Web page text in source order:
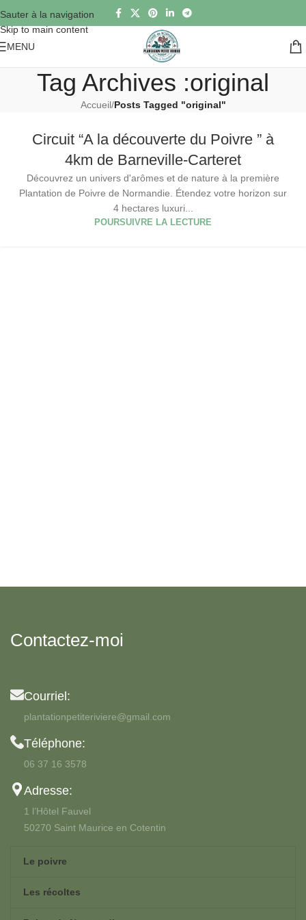
Sauter à la navigation
Skip to main content
MENU
Tag Archives :original
Accueil/Posts Tagged "original"
Circuit “A la découverte du Poivre ” à
4km de Barneville-Carteret
Découvrez un univers d'arômes et de nature à la première
Plantation de Poivre de Normandie. Étendez votre horizon sur
4 hectares luxuri...
POURSUIVRE LA LECTURE
Contactez-moi
Courriel:
plantationpetiteriviere@gmail.com
Téléphone:
06 37 16 3578
Adresse:
1 l’Hôtel Fauvel
50270 Saint Maurice en Cotentin
Le poivre
Les récoltes